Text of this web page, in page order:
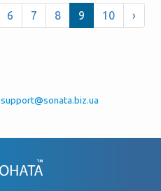
6 7 8 9 10 ›
support@sonata.biz.ua